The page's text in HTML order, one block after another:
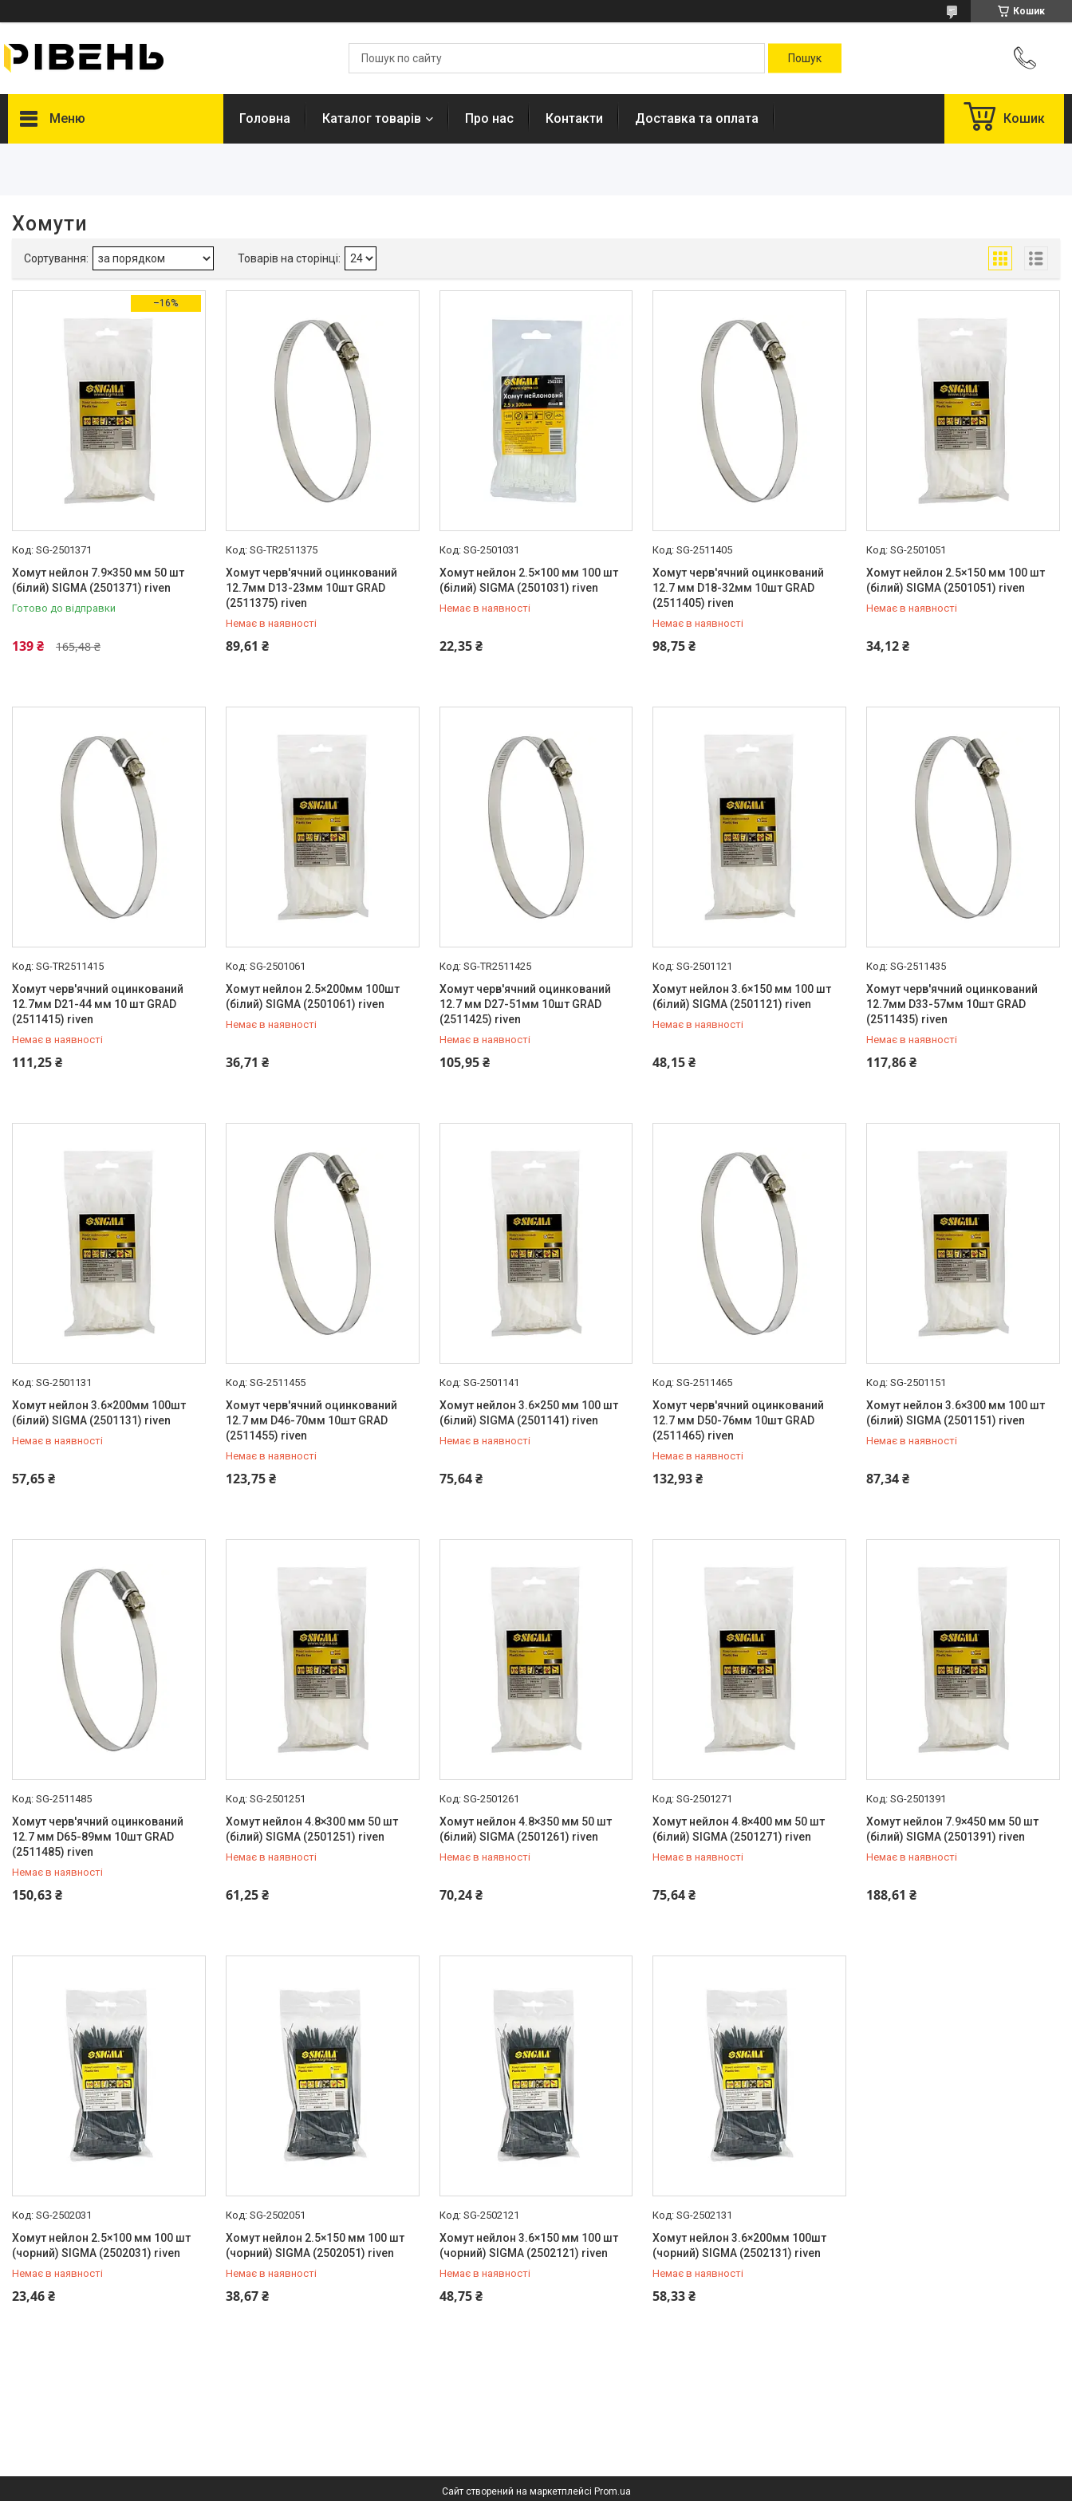
Кошик
Меню
Наявність
В наявності 1
Виробник
11
Головна Каталог товарів Про нас Контакти Доставка та оплата Кошик
Хомути
–16%
SG-2501371
Хомут нейлон 7.9×350 мм 50 шт
(білий) SIGMA (2501371) riven
Готово до відправки
165,48 ₴
139 ₴
SG-TR2511375
Хомут черв'ячний оцинкований
12.7мм D13-23мм 10шт GRAD
(2511375) riven
Немає в наявності
89,61 ₴
+380 (99) 454-50-15
SG-2501031
Хомут нейлон 2.5×100 мм 100 шт
(білий) SIGMA (2501031) riven
Немає в наявності
22,35 ₴
+380 (99) 454-50-15
SG-2511405
Хомут черв'ячний оцинкований
12.7 мм D18-32мм 10шт GRAD
(2511405) riven
Немає в наявності
98,75 ₴
+380 (99) 454-50-15
SG-2501051
Хомут нейлон 2.5×150 мм 100 шт
(білий) SIGMA (2501051) riven
Немає в наявності
34,12 ₴
+380 (99) 454-50-15
SG-TR2511415
Хомут черв'ячний оцинкований
12.7мм D21-44 мм 10 шт GRAD
(2511415) riven
Немає в наявності
111,25 ₴
+380 (99) 454-50-15
SG-2501061
Хомут нейлон 2.5×200мм 100шт
(білий) SIGMA (2501061) riven
Немає в наявності
36,71 ₴
+380 (99) 454-50-15
SG-TR2511425
Хомут черв'ячний оцинкований
12.7 мм D27-51мм 10шт GRAD
(2511425) riven
Немає в наявності
105,95 ₴
+380 (99) 454-50-15
SG-2501121
Хомут нейлон 3.6×150 мм 100 шт
(білий) SIGMA (2501121) riven
Немає в наявності
48,15 ₴
+380 (99) 454-50-15
SG-2511435
Хомут черв'ячний оцинкований
12.7мм D33-57мм 10шт GRAD
(2511435) riven
Немає в наявності
117,86 ₴
+380 (99) 454-50-15
SG-2501131
Хомут нейлон 3.6×200мм 100шт
(білий) SIGMA (2501131) riven
Немає в наявності
57,65 ₴
+380 (99) 454-50-15
SG-2511455
Хомут черв'ячний оцинкований
12.7 мм D46-70мм 10шт GRAD
(2511455) riven
Немає в наявності
123,75 ₴
+380 (99) 454-50-15
SG-2501141
Хомут нейлон 3.6×250 мм 100 шт
(білий) SIGMA (2501141) riven
Немає в наявності
75,64 ₴
+380 (99) 454-50-15
SG-2511465
Хомут черв'ячний оцинкований
12.7 мм D50-76мм 10шт GRAD
(2511465) riven
Немає в наявності
132,93 ₴
+380 (99) 454-50-15
SG-2501151
Хомут нейлон 3.6×300 мм 100 шт
(білий) SIGMA (2501151) riven
Немає в наявності
87,34 ₴
+380 (99) 454-50-15
SG-2511485
Хомут черв'ячний оцинкований
12.7 мм D65-89мм 10шт GRAD
(2511485) riven
Немає в наявності
150,63 ₴
+380 (99) 454-50-15
SG-2501251
Хомут нейлон 4.8×300 мм 50 шт
(білий) SIGMA (2501251) riven
Немає в наявності
61,25 ₴
+380 (99) 454-50-15
SG-2501261
Хомут нейлон 4.8×350 мм 50 шт
(білий) SIGMA (2501261) riven
Немає в наявності
70,24 ₴
+380 (99) 454-50-15
SG-2501271
Хомут нейлон 4.8×400 мм 50 шт
(білий) SIGMA (2501271) riven
Немає в наявності
75,64 ₴
+380 (99) 454-50-15
SG-2501391
Хомут нейлон 7.9×450 мм 50 шт
(білий) SIGMA (2501391) riven
Немає в наявності
188,61 ₴
+380 (99) 454-50-15
SG-2502031
Хомут нейлон 2.5×100 мм 100 шт
(чорний) SIGMA (2502031) riven
Немає в наявності
23,46 ₴
+380 (99) 454-50-15
SG-2502051
Хомут нейлон 2.5×150 мм 100 шт
(чорний) SIGMA (2502051) riven
Немає в наявності
38,67 ₴
+380 (99) 454-50-15
SG-2502121
Хомут нейлон 3.6×150 мм 100 шт
(чорний) SIGMA (2502121) riven
Немає в наявності
48,75 ₴
+380 (99) 454-50-15
SG-2502131
Хомут нейлон 3.6×200мм 100шт
(чорний) SIGMA (2502131) riven
Немає в наявності
58,33 ₴
+380 (99) 454-50-15
Сайт створений на маркетплейсі Prom.ua